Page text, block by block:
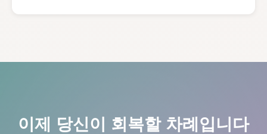
이제 당신이 회복할 차례입니다